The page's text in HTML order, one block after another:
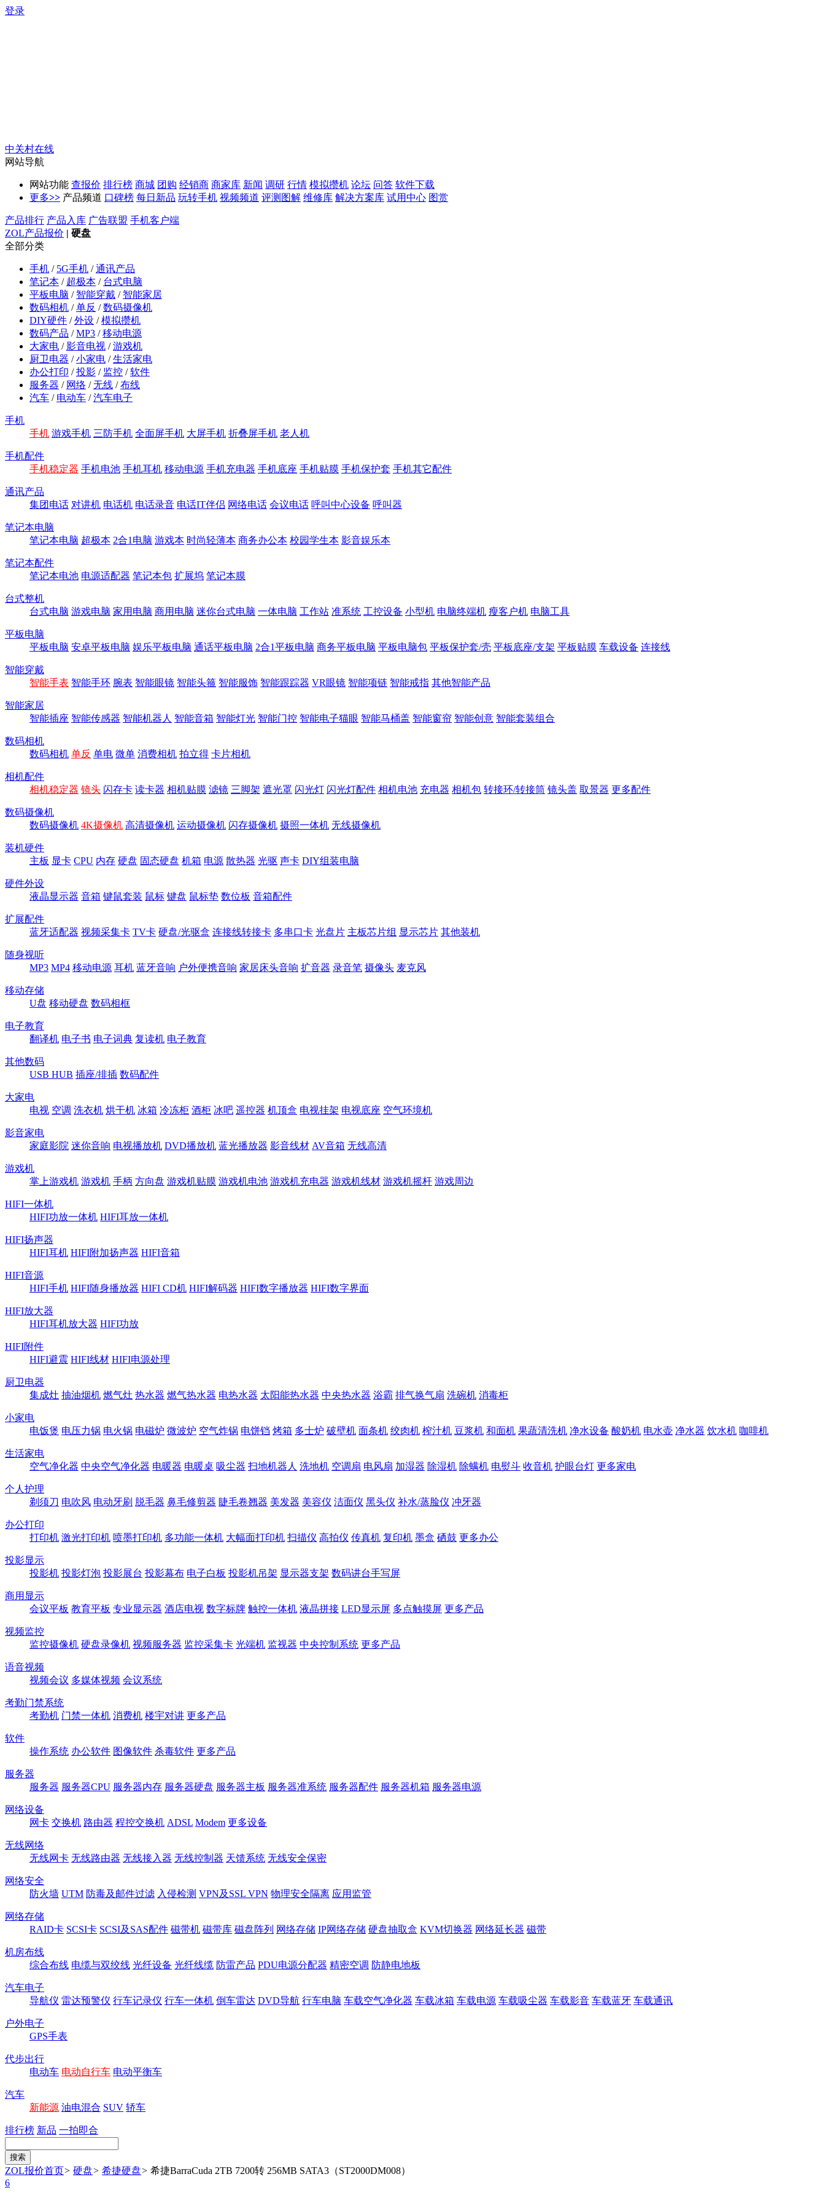
登录
中关村在线
网站导航
网站功能 查报价 排行榜 商城 团购 经销商 商家库 新闻 调研 行情 模拟攒机 论坛 问答 软件下载
更多>> 产品频道 口碑榜 每日新品 玩转手机 视频频道 评测图解 维修库 解决方案库 试用中心 图赏
产品排行 产品入库 广告联盟 手机客户端
ZOL产品报价 | 硬盘
全部分类
手机 / 5G手机 /通讯产品
笔记本 / 超极本 / 台式电脑
平板电脑 / 智能穿戴 / 智能家居
数码相机 /单反 /数码摄像机
DIY硬件 /外设 /模拟攒机
数码产品 /MP3 /移动电源
大家电 /影音电视 /游戏机
厨卫电器 /小家电 /生活家电
办公打印 /投影 / 监控 /软件
服务器 / 网络 /无线 /布线
汽车 / 电动车 /汽车电子
手机
手机 游戏手机 三防手机 全面屏手机 大屏手机 折叠屏手机 老人机
手机配件
手机稳定器 手机电池 手机耳机 移动电源 手机充电器 手机底座 手机贴膜 手机保护套 手机其它配件
通讯产品
集团电话 对讲机 电话机 电话录音 电话IT伴侣 网络电话 会议电话 呼叫中心设备 呼叫器
笔记本电脑
笔记本电脑 超极本 2合1电脑 游戏本 时尚轻薄本 商务办公本 校园学生本 影音娱乐本
笔记本配件
笔记本电池 电源适配器 笔记本包 扩展坞 笔记本膜
台式整机
台式电脑 游戏电脑 家用电脑 商用电脑 迷你台式电脑 一体电脑 工作站 准系统 工控设备 小型机 电脑终端机 瘦客户机 电脑工具
平板电脑
平板电脑 安卓平板电脑 娱乐平板电脑 通话平板电脑 2合1平板电脑 商务平板电脑 平板电脑包 平板保护套/壳 平板底座/支架 平板贴膜 车载设备 连接线
智能穿戴
智能手表 智能手环 腕表 智能眼镜 智能头箍 智能服饰 智能跟踪器 VR眼镜 智能项链 智能戒指 其他智能产品
智能家居
智能插座 智能传感器 智能机器人 智能音箱 智能灯光 智能门控 智能电子猫眼 智能马桶盖 智能窗帘 智能创意 智能套装组合
数码相机
数码相机 单反 单电 微单 消费相机 拍立得 卡片相机
相机配件
相机稳定器 镜头 闪存卡 读卡器 相机贴膜 滤镜 三脚架 遮光罩 闪光灯 闪光灯配件 相机电池 充电器 相机包 转接环/转接筒 镜头盖 取景器 更多配件
数码摄像机
数码摄像机 4K摄像机 高清摄像机 运动摄像机 闪存摄像机 摄照一体机 无线摄像机
装机硬件
主板 显卡 CPU 内存 硬盘 固态硬盘 机箱 电源 散热器 光驱 声卡 DIY组装电脑
硬件外设
液晶显示器 音箱 键鼠套装 鼠标 键盘 鼠标垫 数位板 音箱配件
扩展配件
蓝牙适配器 视频采集卡 TV卡 硬盘/光驱盒 连接线转接卡 多串口卡 光盘片 主板芯片组 显示芯片 其他装机
随身视听
MP3 MP4 移动电源 耳机 蓝牙音响 户外便携音响 家居床头音响 扩音器 录音笔 摄像头 麦克风
移动存储
U盘 移动硬盘 数码相框
电子教育
翻译机 电子书 电子词典 复读机 电子教育
其他数码
USB HUB 插座/排插 数码配件
大家电
电视 空调 洗衣机 烘干机 冰箱 冷冻柜 酒柜 冰吧 遥控器 机顶盒 电视挂架 电视底座 空气环境机
影音家电
家庭影院 迷你音响 电视播放机 DVD播放机 蓝光播放器 影音线材 AV音箱 无线高清
游戏机
掌上游戏机 游戏机 手柄 方向盘 游戏机贴膜 游戏机电池 游戏机充电器 游戏机线材 游戏机摇杆 游戏周边
HIFI一体机
HIFI功放一体机 HIFI耳放一体机
HIFI扬声器
HIFI耳机 HIFI附加扬声器 HIFI音箱
HIFI音源
HIFI手机 HIFI随身播放器 HIFI CD机 HIFI解码器 HIFI数字播放器 HIFI数字界面
HIFI放大器
HIFI耳机放大器 HIFI功放
HIFI附件
HIFI避震 HIFI线材 HIFI电源处理
厨卫电器
集成灶 抽油烟机 燃气灶 热水器 燃气热水器 电热水器 太阳能热水器 中央热水器 浴霸 排气换气扇 洗碗机 消毒柜
小家电
电饭煲 电压力锅 电火锅 电磁炉 微波炉 空气炸锅 电饼铛 烤箱 多士炉 破壁机 面条机 绞肉机 榨汁机 豆浆机 和面机 果蔬清洗机 净水设备 酸奶机 电水壶 净水器 饮水机 咖啡机
生活家电
空气净化器 中央空气净化器 电暖器 电暖桌 吸尘器 扫地机器人 洗地机 空调扇 电风扇 加湿器 除湿机 除螨机 电熨斗 收音机 护眼台灯 更多家电
个人护理
剃须刀 电吹风 电动牙刷 脱毛器 鼻毛修剪器 睫毛卷翘器 美发器 美容仪 洁面仪 黑头仪 补水/蒸脸仪 冲牙器
办公打印
打印机 激光打印机 喷墨打印机 多功能一体机 大幅面打印机 扫描仪 高拍仪 传真机 复印机 墨盒 硒鼓 更多办公
投影显示
投影机 投影灯泡 投影展台 投影幕布 电子白板 投影机吊架 显示器支架 数码讲台手写屏
商用显示
会议平板 教育平板 专业显示器 酒店电视 数字标牌 触控一体机 液晶拼接 LED显示屏 多点触摸屏 更多产品
视频监控
监控摄像机 硬盘录像机 视频服务器 监控采集卡 光端机 监视器 中央控制系统 更多产品
语音视频
视频会议 多媒体视频 会议系统
考勤门禁系统
考勤机 门禁一体机 消费机 楼宇对讲 更多产品
软件
操作系统 办公软件 图像软件 杀毒软件 更多产品
服务器
服务器 服务器CPU 服务器内存 服务器硬盘 服务器主板 服务器准系统 服务器配件 服务器机箱 服务器电源
网络设备
网卡 交换机 路由器 程控交换机 ADSL Modem 更多设备
无线网络
无线网卡 无线路由器 无线接入器 无线控制器 天馈系统 无线安全保密
网络安全
防火墙 UTM 防毒及邮件过滤 入侵检测 VPN及SSL VPN 物理安全隔离 应用监管
网络存储
RAID卡 SCSI卡 SCSI及SAS配件 磁带机 磁带库 磁盘阵列 网络存储 IP网络存储 硬盘抽取盒 KVM切换器 网络延长器 磁带
机房布线
综合布线 电缆与双绞线 光纤设备 光纤线缆 防雷产品 PDU电源分配器 精密空调 防静电地板
汽车电子
导航仪 雷达预警仪 行车记录仪 行车一体机 倒车雷达 DVD导航 行车电脑 车载空气净化器 车载冰箱 车载电源 车载吸尘器 车载影音 车载蓝牙 车载通讯
户外电子
GPS手表
代步出行
电动车 电动自行车 电动平衡车
汽车
新能源 油电混合 SUV 轿车
排行榜 新品 一拍即合
ZOL报价首页> 硬盘> 希捷硬盘> 希捷BarraCuda 2TB 7200转 256MB SATA3（ST2000DM008）
6